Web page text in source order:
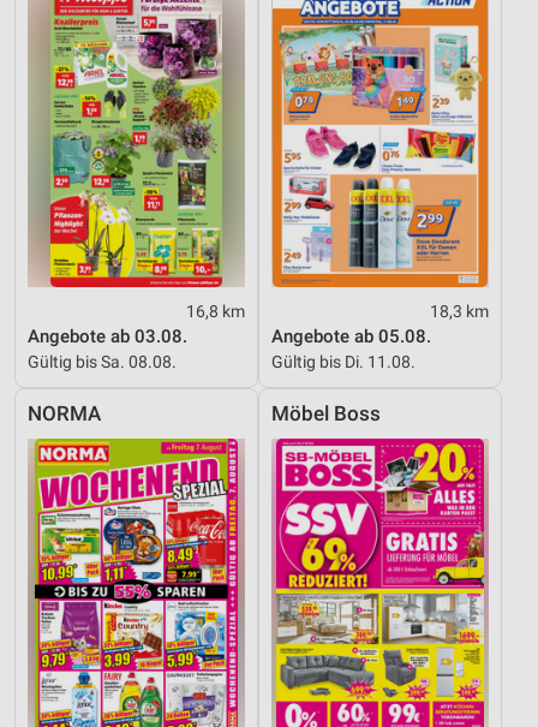
16,8 km
Angebote ab 03.08.
Gültig bis Sa. 08.08.
18,3 km
Angebote ab 05.08.
Gültig bis Di. 11.08.
NORMA Möbel Boss